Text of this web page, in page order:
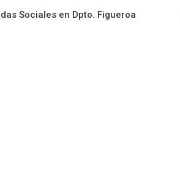
Sociales en Dpto. Figueroa